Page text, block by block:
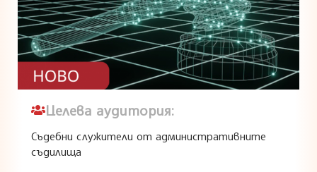
Целева аудитория:
Съдебни служители от административните
съдилища